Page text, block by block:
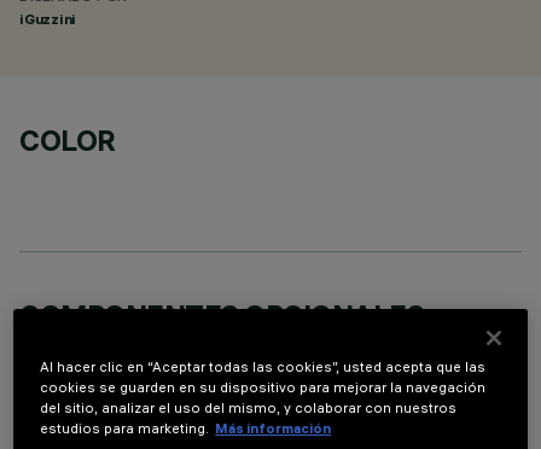
iGuzzini
COLOR
COMPONENTES OPCIONALES
Al hacer clic en “Aceptar todas las cookies”, usted acepta que las
cookies se guarden en su dispositivo para mejorar la navegación
del sitio, analizar el uso del mismo, y colaborar con nuestros
estudios para marketing.
Más información